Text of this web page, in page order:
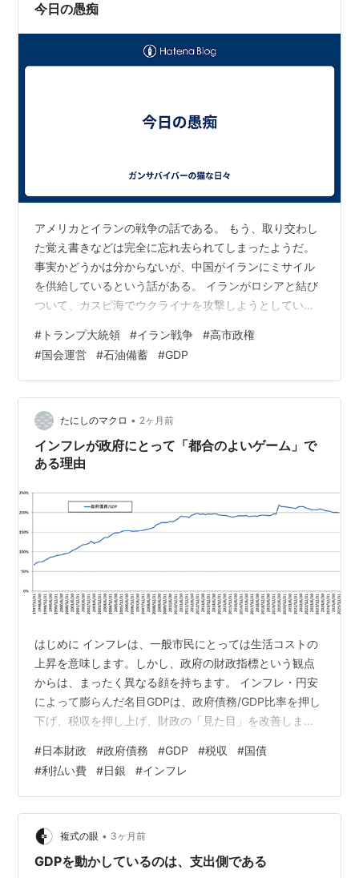
購入: 1人クリック: 1,124回
この商品を含むブログ (3件) を見る
作者: 小宮一慶
メディア:単行本
この商品を含むブログ (28件) を見る
参考資料
国内総生産 -Wikipedia
関連キーワード
今日の愚痴
アメリカとイランの戦争の話である。 もう、取り交わし
た覚え書きなどは完全に忘れ去られてしまったようだ。
事実かどうかは分からないが、中国がイランにミサイル
を供給しているという話がある。 イランがロシアと結び
ついて、カスピ海でウクライナを攻撃しようとしている
とアメリカ・イラン戦争が合体してしまう。 そして、ホ
ルムズ海峡だけでなく、紅海の航路も塞がれ、更にカス
ピ海にも戦火がひろがりつつあるという状況だ。 そし
て、サウジアラビア主導で、中東で海洋防衛の多国籍連
合が結成されたというニュースもあった。 つまり、トラ
ンプが始めた戦争は、周辺諸国を巻き込ん…
# トランプ大統領 #イラン戦争 #高市政権
#国会運営 #石油備蓄 #GDP
たにしのマクロ • 2ヶ月前
インフレが政府にとって「都合のよいゲーム」で
ある理由
はじめに インフレは、一般市民にとっては生活コストの
上昇を意味します。しかし、政府の財政指標という観点
からは、まったく異なる顔を持ちます。 インフレ・円安
によって膨らんだ名目GDPは、政府債務/GDP比率を押し
下げ、税収を押し上げ、財政の「見た目」を改善しま
き、その裏に潜む「先送りされたコスト」を明らかにし
ます。 ① 政府債務/GDPの低下：インフレが分母を押し
上げた 政府債務/GDP 第1のチャートは、日本の政府債
務/GDPの長期推移です。1997年に約70%だった比率は、
デフレ・低成長の時代を経て、2020年には約220%まで
急上昇しまし…
#日本財政 #政府債務 #GDP #税収 #国債
#利払い費 #日銀 #インフレ
複式の眼 • 3ヶ月前
GDPを動かしているのは、支出側である